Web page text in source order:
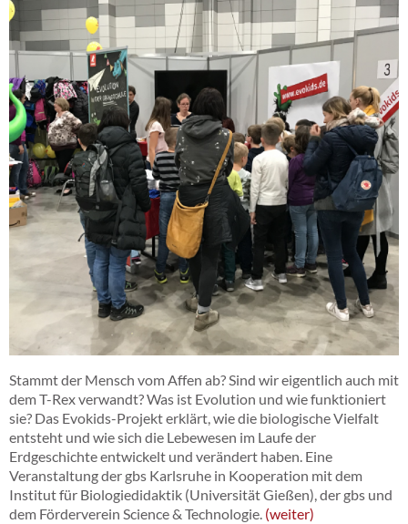
Stammt der Mensch vom Affen ab? Sind wir eigentlich auch mit
dem T-Rex verwandt? Was ist Evolution und wie funktioniert
sie? Das Evokids-Projekt erklärt, wie die biologische Vielfalt
entsteht und wie sich die Lebewesen im Laufe der
Erdgeschichte entwickelt und verändert haben. Eine
Veranstaltung der gbs Karlsruhe in Kooperation mit dem
Institut für Biologiedidaktik (Universität Gießen), der gbs und
dem Förderverein Science & Technologie. weiter